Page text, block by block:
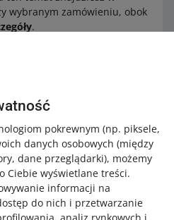
pokrewnym (np. piksele,
danych osobowych (między
dane przeglądarki), możemy
Ciebie wyświetlane treści.
informacji na
do nich i przetwarzanie
wybranym zamówieniu, obok
.
płatności udostępniamy
czasie przeniesiemy je do
pytania
adresy kupującego –
konta dodatkowe
zapłaty i dostawy